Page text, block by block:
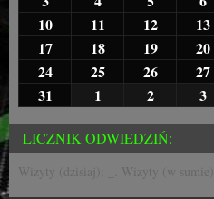
10
11 12 13
17
18 19 20
24
25 26 27
31
1 2 3
LICZNIK ODWIEDZIŃ:
Wizyty (dzisiaj): . Wizyty (w sumie):